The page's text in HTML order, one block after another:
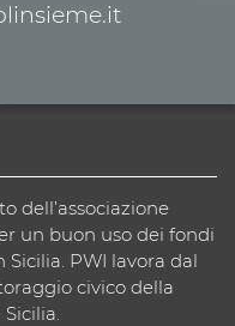
dell’associazione
un buon uso dei fondi
PWI lavora dal
civico della